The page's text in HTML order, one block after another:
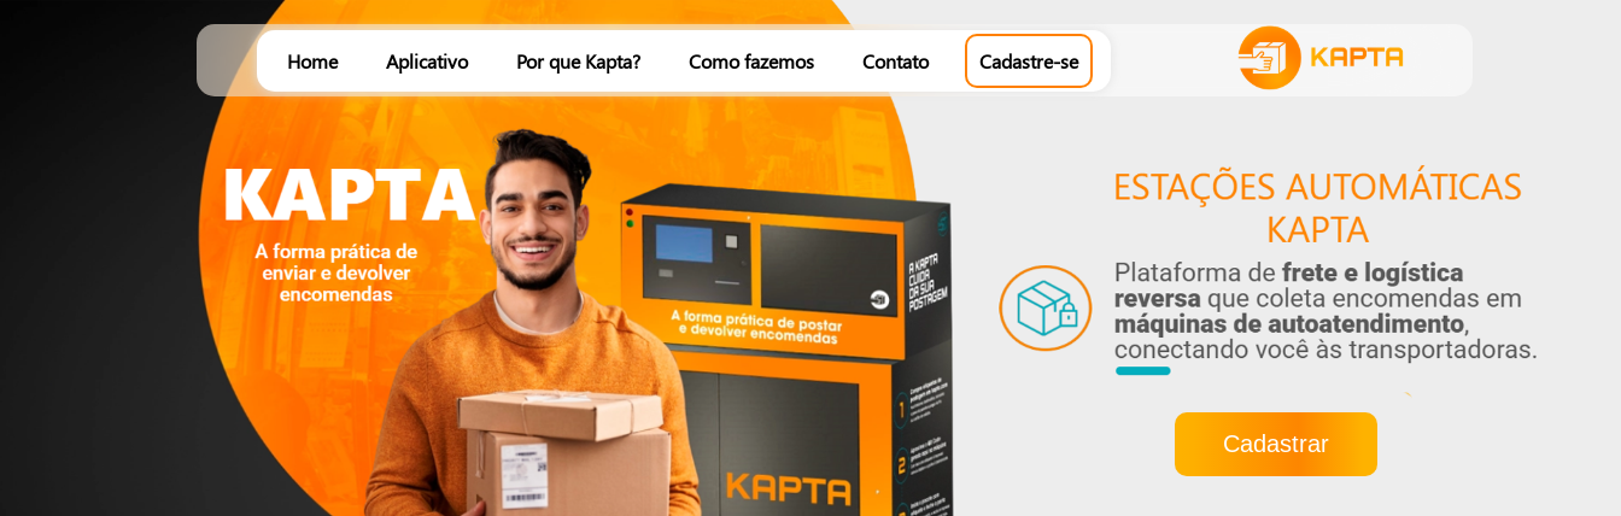
Home Aplicativo Por que Kapta? Como fazemos Contato Cadastre-se
Cadastrar